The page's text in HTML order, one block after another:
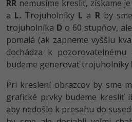
Marketing -30%
WordPress
-30%
UX
Business
Kurzy dizajnu
HTML/CSS -80%
Photoshop -80%
-80%
Adobe Lightroom -30%
-15%
Príbehy absolventov
Blog
Médiá
Kariéra
RR nemusíme kresliť, získame
a L. Trojuholníky L a Rby
trojuholníka D o 60 stupňov,
pomalá (ak zapneme vyššiu
dochádza k
budeme generovať trojuholníky
Pri kreslení obrazcov by sme
grafické prvky budeme kresliť
aby nedošlo k presahu do